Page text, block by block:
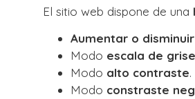
El sitio web dispone de una
Aumentar o
Modo escala de
Modo alto contraste.
Modo constraste